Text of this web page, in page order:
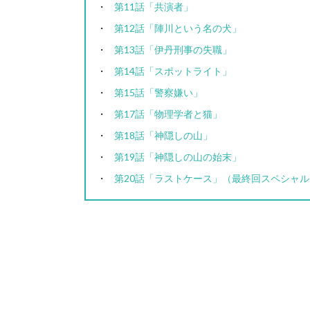
第11話「共演者」
第12話「陣川という名の犬」
第13話「伊丹刑事の失職」
第14話「スポットライト」
第15話「警察嫌い」
第17話「物理学者と猫」
第18話「神隠しの山」
第19話「神隠しの山の始末」
第20話「ラストケース」（最終回スペシャ